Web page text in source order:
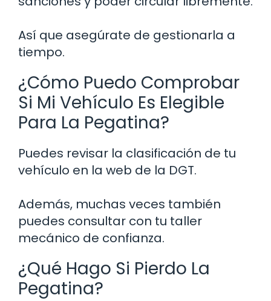
Así que asegúrate de gestionarla a
tiempo.
¿Cómo Puedo Comprobar
Si Mi Vehículo Es Elegible
Para La Pegatina?
Puedes revisar la clasificación de tu
vehículo en la web de la DGT.
Además, muchas veces también
puedes consultar con tu taller
mecánico de confianza.
¿Qué Hago Si Pierdo La
Pegatina?